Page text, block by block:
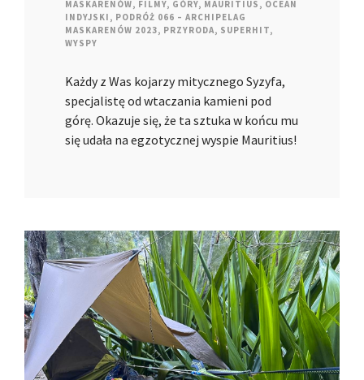
MASKARENÓW, FILMY, GÓRY, MAURITIUS , OCEAN
INDYJSKI , PODRÓŻ 066 – ARCHIPELAG
MASKARENÓW 2023, PRZYRODA, SUPERHIT,
WYSPY
Każdy z Was kojarzy mitycznego Syzyfa,
specjalistę od wtaczania kamieni pod
górę. Okazuje się, że ta sztuka w końcu mu
się udała na egzotycznej wyspie Mauritius!